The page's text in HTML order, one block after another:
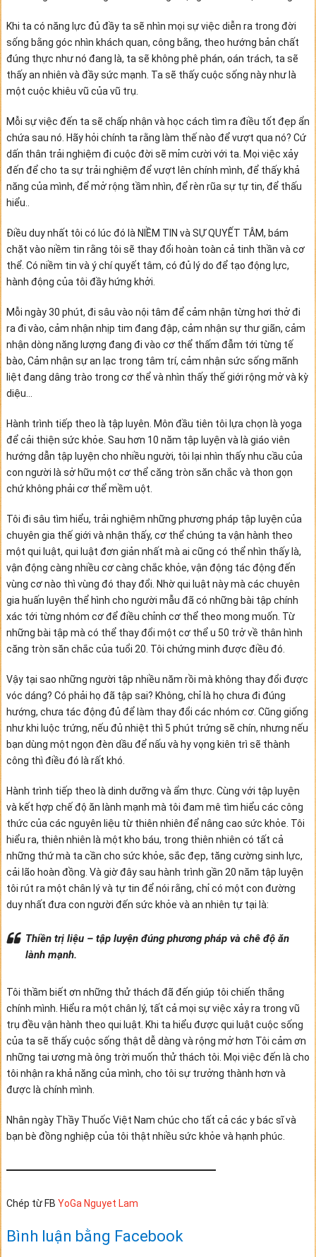
Khi ta có năng lực đủ đầy ta sẽ nhìn mọi sự việc diễn ra trong đời
sống bằng góc nhìn khách quan, công bằng, theo hướng bản chất
đúng thực như nó đang là, ta sẽ không phê phán, oán trách, ta sẽ
thấy an nhiên và đầy sức mạnh. Ta sẽ thấy cuộc sống này như là
một cuộc khiêu vũ của vũ trụ.
Mỗi sự việc đến ta sẽ chấp nhận và học cách tìm ra điều tốt đẹp ẩn
chứa sau nó. Hãy hỏi chính ta rằng làm thế nào để vượt qua nó? Cứ
dấn thân trải nghiệm đi cuộc đời sẽ mỉm cười với ta. Mọi việc xảy
đến để cho ta sự trải nghiệm để vượt lên chính mình, để thấy khả
năng của mình, để mở rộng tầm nhìn, để rèn rũa sự tự tin, để thấu
hiểu..
Điều duy nhất tôi có lúc đó là NIỀM TIN và SỰ QUYẾT TÂM, bám
chặt vào niềm tin rằng tôi sẽ thay đổi hoàn toàn cả tinh thần và cơ
thể. Có niềm tin và ý chí quyết tâm, có đủ lý do để tạo động lực,
hành động của tôi đầy hứng khởi.
Mỗi ngày 30 phút, đi sâu vào nội tâm để cảm nhận từng hơi thở đi
ra đi vào, cảm nhận nhịp tim đang đập, cảm nhận sự thư giãn, cảm
nhận dòng năng lượng đang đi vào cơ thể thấm đẫm tới từng tế
bào, Cảm nhận sự an lạc trong tâm trí, cảm nhận sức sống mãnh
liệt đang dâng trào trong cơ thể và nhìn thấy thế giới rộng mở và kỳ
diệu…
Hành trình tiếp theo là tập luyên. Môn đầu tiên tôi lựa chọn là yoga
để cải thiện sức khỏe. Sau hơn 10 năm tập luyện và là giáo viên
hướng dẫn tập luyện cho nhiều người, tôi lại nhìn thấy nhu cầu của
con người là sở hữu một cơ thể căng tròn săn chắc và thon gọn
chứ không phải cơ thể mềm uột.
Tôi đi sâu tìm hiểu, trải nghiệm những phương pháp tập luyện của
chuyên gia thế giới và nhận thấy, cơ thể chúng ta vận hành theo
một qui luật, qui luật đơn giản nhất mà ai cũng có thể nhìn thấy là,
vận động càng nhiều cơ càng chắc khỏe, vận động tác động đến
vùng cơ nào thì vùng đó thay đổi. Nhờ qui luật này mà các chuyên
gia huấn luyện thể hình cho người mẫu đã có những bài tập chính
xác tới từng nhóm cơ để điều chỉnh cơ thể theo mong muốn. Từ
những bài tập mà có thể thay đổi một cơ thể u 50 trở về thân hình
căng tròn săn chắc của tuổi 20. Tôi chứng minh được điều đó.
Vậy tại sao những người tập nhiều năm rồi mà không thay đổi được
vóc dáng? Có phải họ đã tập sai? Không, chỉ là họ chưa đi đúng
hướng, chưa tác động đủ để làm thay đổi các nhóm cơ. Cũng giống
như khi luộc trứng, nếu đủ nhiệt thì 5 phút trứng sẽ chín, nhưng nếu
bạn dùng một ngọn đèn dầu để nấu và hy vọng kiên trì sẽ thành
công thì điều đó là rất khó.
Hành trình tiếp theo là dinh dưỡng và ẩm thực. Cùng với tập luyện
và kết hợp chế độ ăn lành mạnh mà tôi đam mê tìm hiểu các công
thức của các nguyên liệu từ thiên nhiên để nâng cao sức khỏe. Tôi
hiểu ra, thiên nhiên là một kho báu, trong thiên nhiên có tất cả
những thứ mà ta cần cho sức khỏe, sắc đẹp, tăng cường sinh lực,
cải lão hoàn đồng. Và giờ đây sau hành trình gần 20 năm tập luyện
tôi rút ra một chân lý và tự tin để nói rằng, chỉ có một con đường
duy nhất đưa con người đến sức khỏe và an nhiên tự tại là:
Thiền trị liệu – tập luyện đúng phương pháp và chê độ ăn
lành mạnh.
Tôi thầm biết ơn những thử thách đã đến giúp tôi chiến thắng
chính mình. Hiểu ra một chân lý, tất cả mọi sự việc xảy ra trong vũ
trụ đều vận hành theo qui luật. Khi ta hiểu được qui luật cuộc sống
của ta sẽ thấy cuộc sống thật dễ dàng và rộng mở hơn Tôi cảm ơn
những tai ương mà ông trời muốn thử thách tôi. Mọi việc đến là cho
tôi nhận ra khả năng của mình, cho tôi sự trưởng thành hơn và
được là chính mình.
Nhân ngày Thầy Thuốc Việt Nam chúc cho tất cả các y bác sĩ và
bạn bè đồng nghiệp của tôi thật nhiều sức khỏe và hạnh phúc.
Chép từ FB YoGa Nguyet Lam
Bình luận bằng Facebook